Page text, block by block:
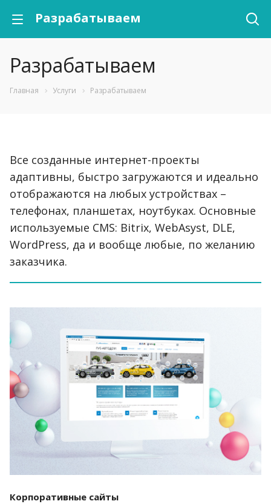
Разрабатываем
Разрабатываем
Главная Услуги Разрабатываем
Все созданные интернет-проекты
адаптивны, быстро загружаются и идеально
отображаются на любых устройствах –
телефонах, планшетах, ноутбуках. Основные
используемые CMS: Bitrix, WebAsyst, DLE,
WordPress, да и вообще любые, по желанию
заказчика.
Корпоративные сайты